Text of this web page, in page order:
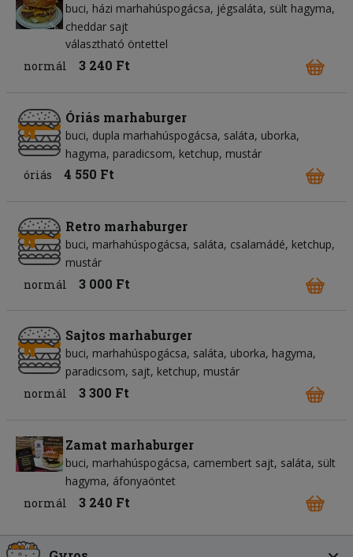
buci házi marhahúspogácsa jégsaláta sült hagyma
cheddar sajt
választható öntettel
normál
3 240 Ft
Óriás marhaburger
buci dupla marhahúspogácsa saláta uborka
hagyma paradicsom ketchup mustár
óriás
4 550 Ft
Retro marhaburger
buci marhahúspogácsa saláta csalamádé ketchup
mustár
normál
3 000 Ft
Sajtos marhaburger
buci marhahúspogácsa saláta uborka hagyma
paradicsom sajt ketchup mustár
normál
3 300 Ft
Zamat marhaburger
buci marhahúspogácsa camembert sajt saláta sült
hagyma áfonyaöntet
normál
3 240 Ft